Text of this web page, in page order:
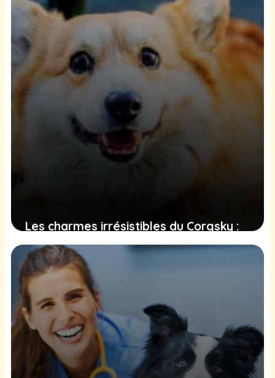
Les charmes irrésistibles du Corgsky :
cette fusion entre Corgi et Husky qui
captive les internautes
2 novembre 2024